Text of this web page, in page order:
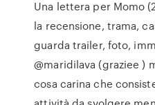
Una lettera per Momo
la recensione, trama,
guarda trailer, foto,
@maridilava (graziee )
cosa carina che